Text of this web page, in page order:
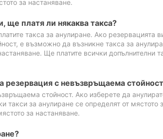
за настаняване.
ще платя ли някаква такса?
такса за анулиране. Ако резервацията
е възможно да възникне такса за
Ще платите всички допълнителни
резервация с невъзвръщаема
стойност. Ако изберете да
такси за анулиране се определят от мястото
за настаняване.